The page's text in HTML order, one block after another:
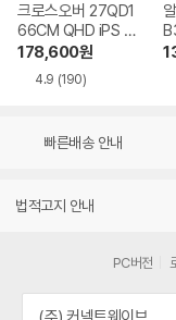
크로스오버 27QD1
66CM QHD iPS U
SB-C 화이트 Ai 멀
티스탠드
178,600원
4.9 (190)
빠른배송 안내
법적고지 안내
PC버전